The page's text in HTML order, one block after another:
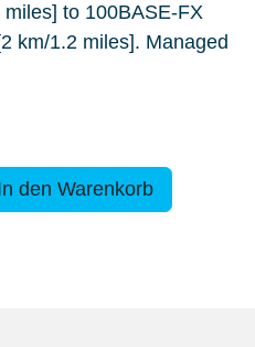
to 100BASE-FX
km/1.2 miles]. Managed
den Warenkorb